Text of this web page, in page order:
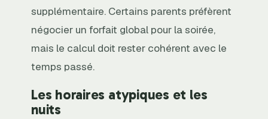
supplémentaire. Certains parents préfèrent
négocier un forfait global pour la soirée,
mais le calcul doit rester cohérent avec le
temps passé.
Les horaires atypiques et les
nuits